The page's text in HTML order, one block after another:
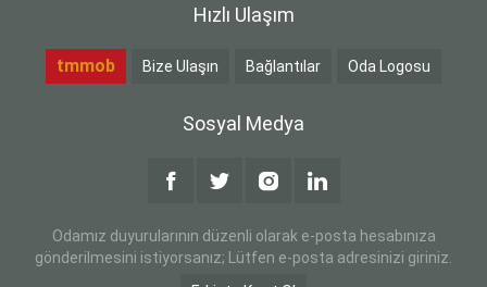
Hızlı Ulaşım
tmmob Bize Ulaşın Bağlantılar Oda Logosu
Sosyal Medya
Odamız duyurularının düzenli olarak e-posta hesabınıza
gönderilmesini istiyorsanız; Lütfen e-posta adresinizi giriniz.